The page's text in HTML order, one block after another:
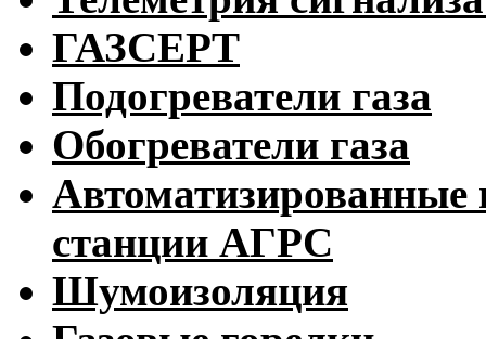
ГАЗСЕРТ
Подогреватели газа
Обогреватели газа
Автоматизированные
станции АГРС
Шумоизоляция